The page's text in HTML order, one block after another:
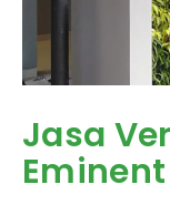
Jasa
Eminent